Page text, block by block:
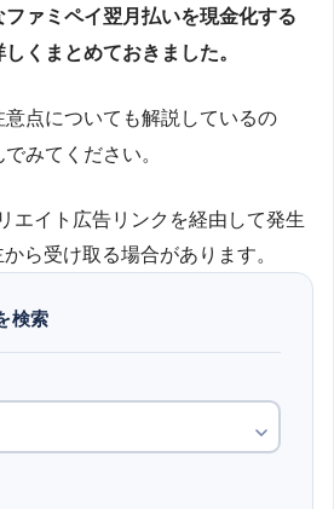
ファミペイ翌月払いを現金化する
くまとめておきました。
点についても解説しているの
みてください。
エイト広告リンクを経由して発生
ら受け取る場合があります。
検索